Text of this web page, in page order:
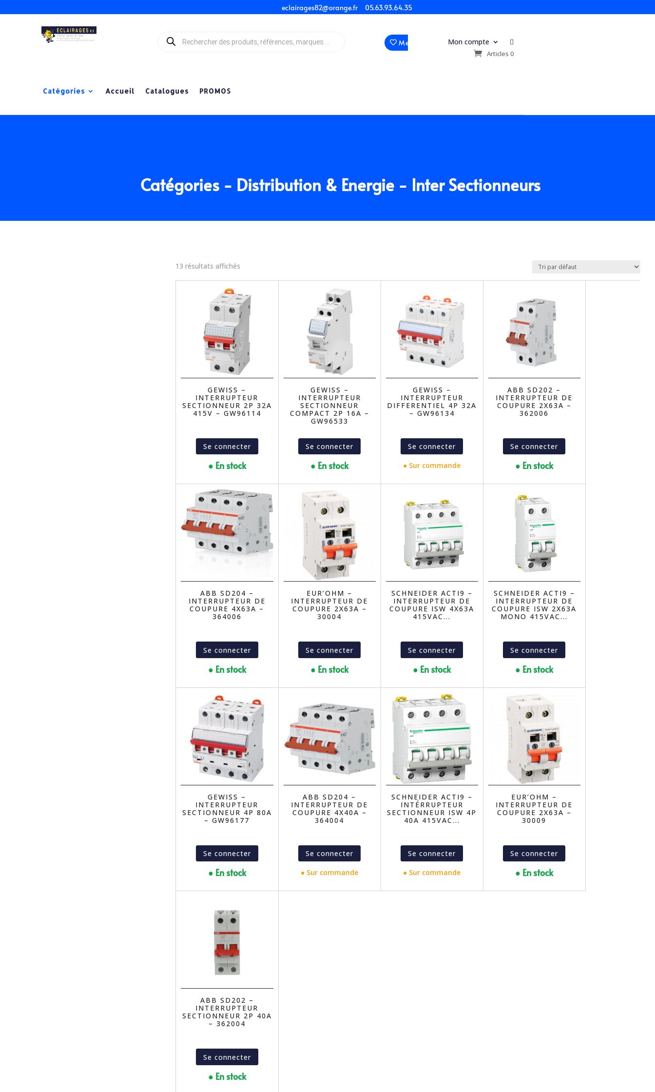
eclairages82@orange.fr 05.63.93.64.35
produits
Mes Favoris Mon compte 
Articles 0
Catégories Accueil Catalogues PROMOS
Catégories - Distribution & Energie - Inter Sectionneurs
13 résultats affichés
GEWISS –
INTERRUPTEUR
SECTIONNEUR 2P 32A
415V – GW96114
Se connecter
● En stock
GEWISS –
INTERRUPTEUR
SECTIONNEUR
COMPACT 2P 16A –
GW96533
Se connecter
● En stock
GEWISS –
INTERRUPTEUR
DIFFERENTIEL 4P 32A
– GW96134
Se connecter
● Sur commande
ABB SD202 –
INTERRUPTEUR DE
COUPURE 2X63A –
362006
Se connecter
● En stock
ABB SD204 –
INTERRUPTEUR DE
COUPURE 4X63A –
364006
Se connecter
● En stock
EUR’OHM –
INTERRUPTEUR DE
COUPURE 2X63A –
30004
Se connecter
● En stock
SCHNEIDER ACTI9 –
INTERRUPTEUR DE
COUPURE ISW 4X63A
415VAC...
Se connecter
● En stock
SCHNEIDER ACTI9 –
INTERRUPTEUR DE
COUPURE ISW 2X63A
MONO 415VAC...
Se connecter
● En stock
GEWISS –
INTERRUPTEUR
SECTIONNEUR 4P 80A
– GW96177
Se connecter
● En stock
ABB SD204 –
INTERRUPTEUR DE
COUPURE 4X40A –
364004
Se connecter
● Sur commande
SCHNEIDER ACTI9 –
INTÉRRUPTEUR
SECTIONNEUR ISW 4P
40A 415VAC...
Se connecter
● Sur commande
EUR’OHM –
INTERRUPTEUR DE
COUPURE 2X63A –
30009
Se connecter
● En stock
ABB SD202 –
INTERRUPTEUR
SECTIONNEUR 2P 40A
– 362004
Se connecter
● En stock